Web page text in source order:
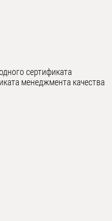
сертификата
менеджмента качества